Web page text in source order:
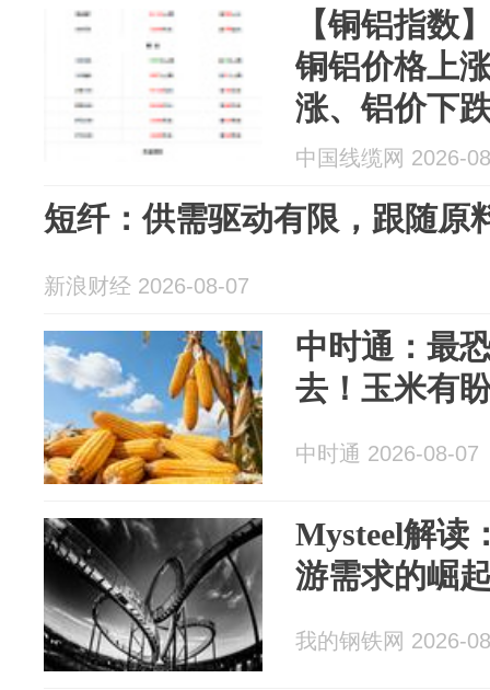
【铜铝指数
铜铝价格上
涨、铝价下
中国线缆网 2026-
短纤：供需驱动有限，跟随原
新浪财经 2026-08-07
中时通：最
去！玉米有
中时通 2026-08-07
Mysteel解读
游需求的崛
我的钢铁网 2026-